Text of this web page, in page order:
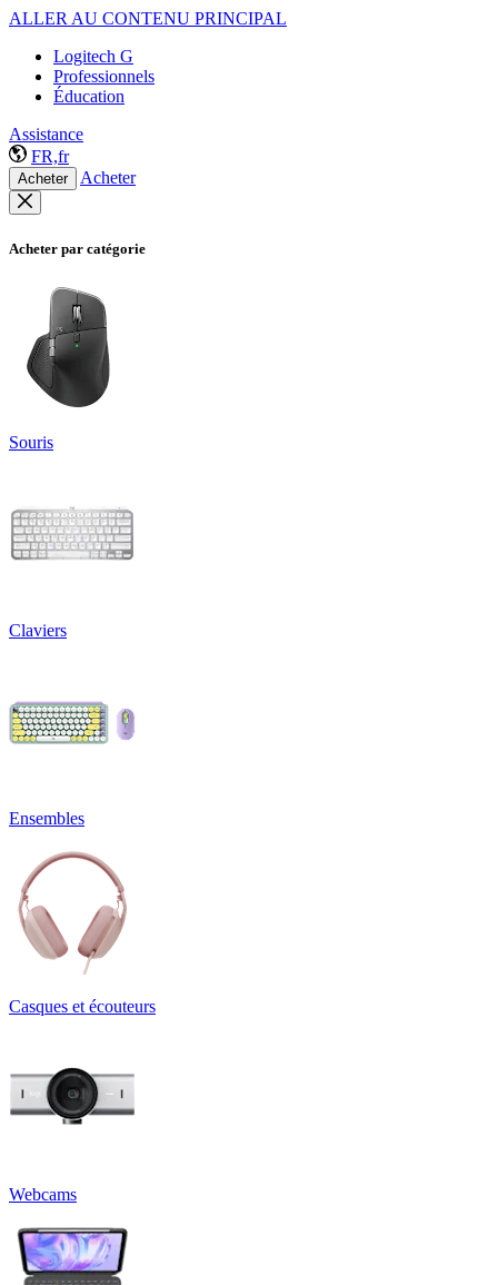
ALLER AU CONTENU PRINCIPAL
Logitech G
Professionnels
Éducation
Assistance
FR,fr
Acheter Acheter
Acheter par catégorie
Souris
Claviers
Ensembles
Casques et écouteurs
Webcams